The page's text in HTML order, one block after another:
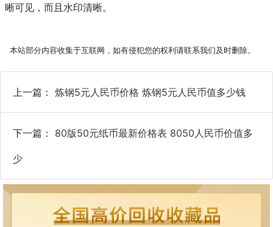
晰可见，而且水印清晰。
本站部分内容收集于互联网，如有侵犯您的权利请联系我们及时删除。
上一篇： 炼钢5元人民币价格 炼钢5元人民币值多少钱
下一篇： 80版50元纸币最新价格表 8050人民币价值多
少